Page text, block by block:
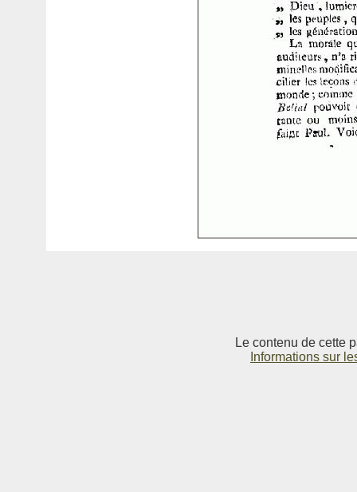
Le contenu de cette
Informations sur